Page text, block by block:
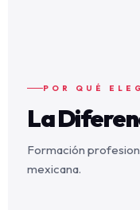
POR QUÉ
La
Formación
mexicana.